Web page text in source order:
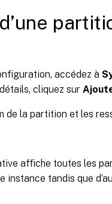
accédez à
cliquez sur
de la partition et les
affiche toutes les
instance tandis que